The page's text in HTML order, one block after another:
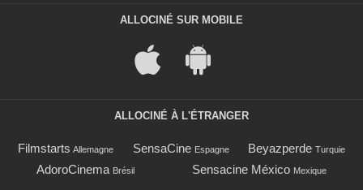
ALLOCINÉ SUR MOBILE
ALLOCINÉ À L'ÉTRANGER
Filmstarts Allemagne SensaCine Espagne Beyazperde Turquie
AdoroCinema Brésil Sensacine México Mexique